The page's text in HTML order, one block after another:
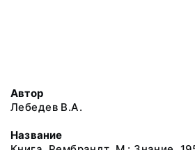
Автор
Лебедев В.А.
Название